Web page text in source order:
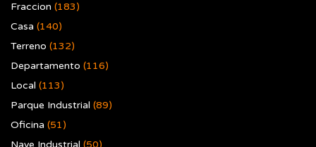
Fraccion (183)
Casa (140)
Terreno (132)
Departamento (116)
Local (113)
Parque Industrial (89)
Oficina (51)
Nave Industrial (50)